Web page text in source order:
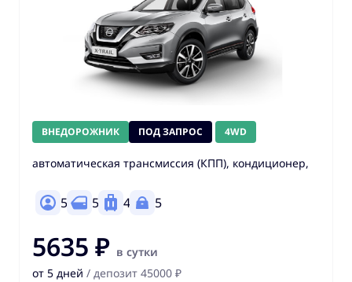
ВНЕДОРОЖНИК ПОД ЗАПРОС 4WD
автоматическая трансмиссия (КПП), кондиционер,
5 5 4 5
5635 ₽ в сутки
от 5 дней / депозит 45000 ₽